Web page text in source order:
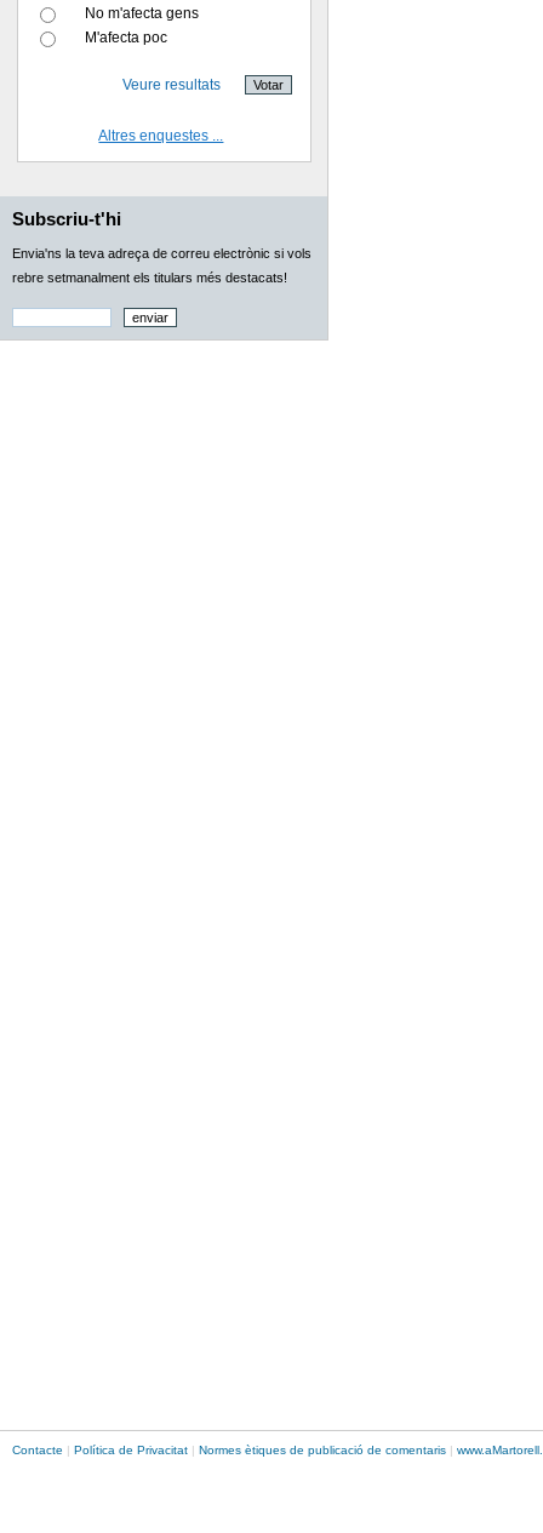
No m'afecta gens
M'afecta poc
Veure resultats
Altres enquestes ...
Subscriu-t'hi
Envia'ns la teva adreça de correu electrònic si vols
rebre setmanalment els titulars més destacats!
Contacte | Política de Privacitat | Normes ètiques de publicació de comentaris | www.aMartorell